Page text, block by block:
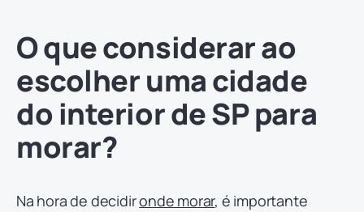
O que considerar ao
escolher uma cidade
do interior de SP para
morar?
Na hora de decidironde morar, é importante